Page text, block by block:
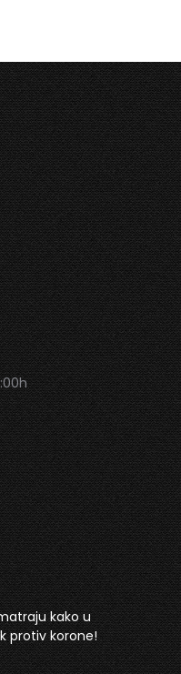
kako u
protiv korone!